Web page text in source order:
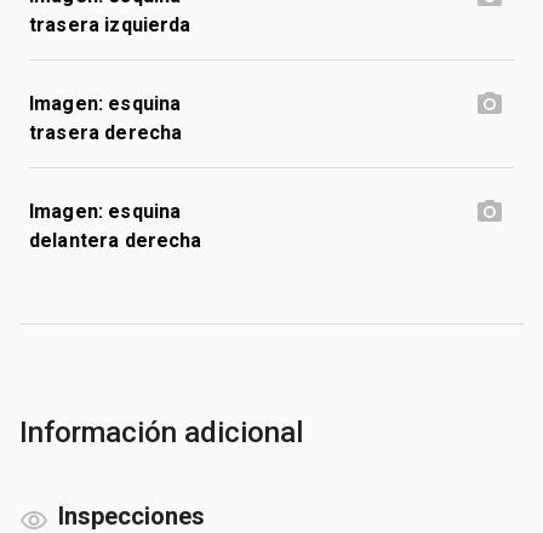
trasera izquierda
Imagen: esquina
trasera derecha
Imagen: esquina
delantera derecha
Información adicional
Inspecciones